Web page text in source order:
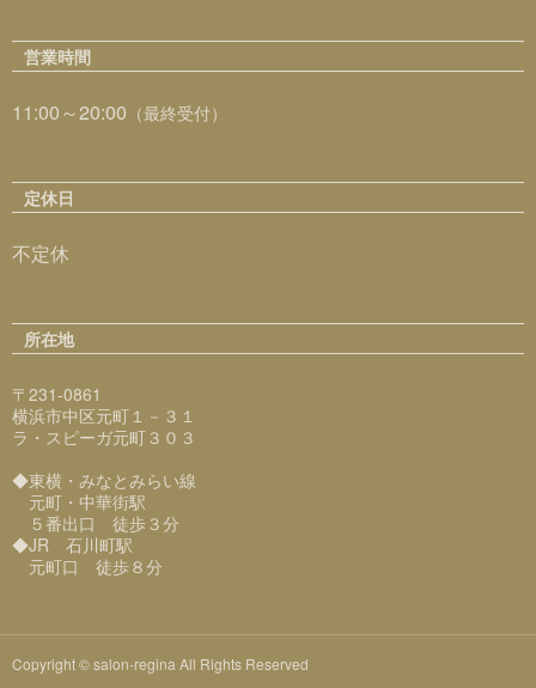
営業時間
11:00～20:00 （最終受付）
定休日
不定休
所在地
〒231-0861
横浜市中区元町１－３１
ラ・スピーガ元町３０３
◆東横・みなとみらい線
元町・中華街駅
５番出口 徒歩３分
◆JR 石川町駅
元町口 徒歩８分
Copyright © salon-regina All Rights Reserved